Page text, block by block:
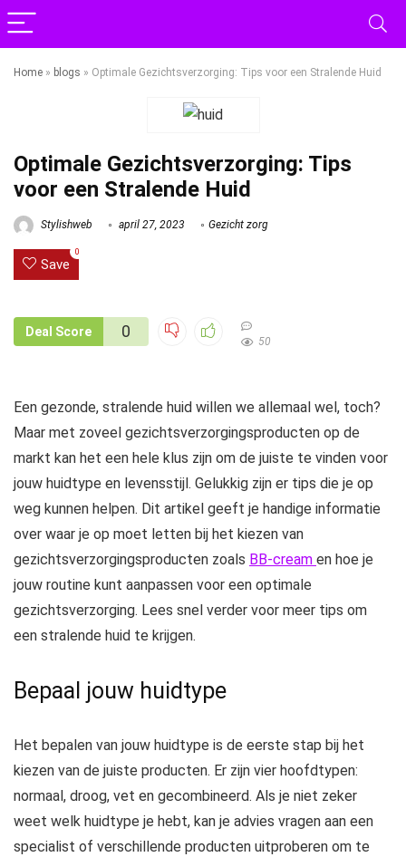
Home » blogs » Optimale Gezichtsverzorging: Tips voor een Stralende Huid
Optimale Gezichtsverzorging: Tips
voor een Stralende Huid
Stylishweb april 27, 2023 Gezicht zorg
Save
0
Deal Score 0
50
Een gezonde, stralende huid willen we allemaal wel, toch?
Maar met zoveel gezichtsverzorgingsproducten op de
markt kan het een hele klus zijn om de juiste te vinden voor
jouw huidtype en levensstijl. Gelukkig zijn er tips die je op
weg kunnen helpen. Dit artikel geeft je handige informatie
over waar je op moet letten bij het kiezen van
gezichtsverzorgingsproducten zoals BB-cream en hoe je
jouw routine kunt aanpassen voor een optimale
gezichtsverzorging. Lees snel verder voor meer tips om
een stralende huid te krijgen.
Bepaal jouw huidtype
Het bepalen van jouw huidtype is de eerste stap bij het
kiezen van de juiste producten. Er zijn vier hoofdtypen:
normaal, droog, vet en gecombineerd. Als je niet zeker
weet welk huidtype je hebt, kan je advies vragen aan een
specialist of verschillende producten uitproberen om te